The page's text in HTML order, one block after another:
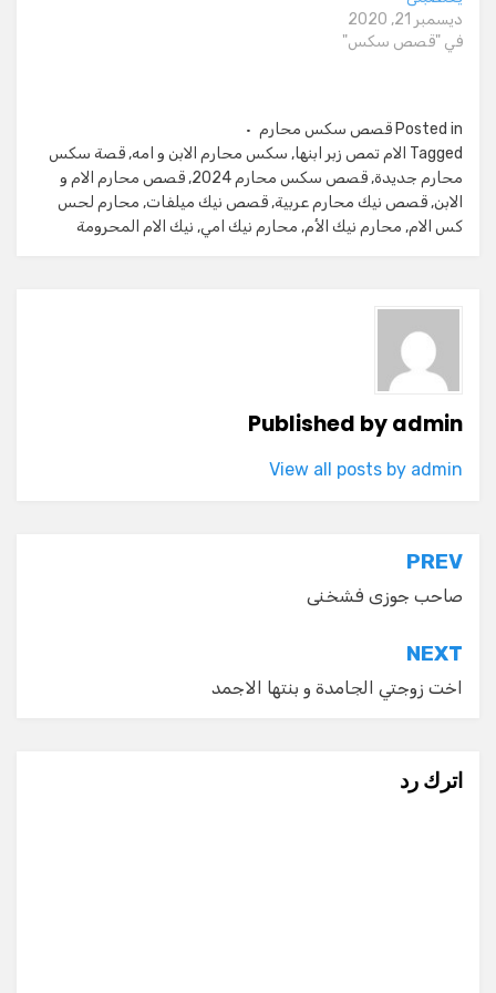
ديسمبر 21, 2020
في "قصص سكس"
Posted in قصص سكس محارم
Tagged الام تمص زبر ابنها, سكس محارم الابن و امه, قصة سكس
محارم جديدة, قصص سكس محارم 2024 , قصص محارم الام و
الابن, قصص نيك محارم عربية, قصص نيك ميلفات, محارم لحس
كس الام, محارم نيك الأم, محارم نيك امي, نيك الام المحرومة
Published byadmin
View all posts by admin
تصفّح
المقالات
PREV
صاحب جوزى فشخنى
NEXT
اخت زوجتي الجامدة و بنتها الاجمد
اترك رد